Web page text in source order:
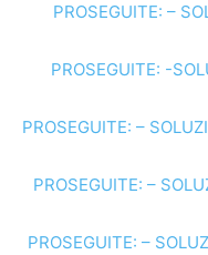
PROSEGUITE: –
PROSEGUITE: -
PROSEGUITE: –
PROSEGUITE: –
PROSEGUITE: –